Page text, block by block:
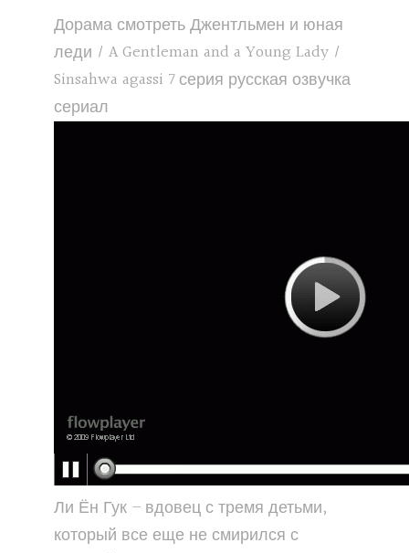
Дорама смотреть Джентльмен и юная
леди / A Gentleman and a Young Lady /
Sinsahwa agassi 7 серия русская озвучка
сериал
Ли Ён Гук – вдовец с тремя детьми,
который все еще не смирился с